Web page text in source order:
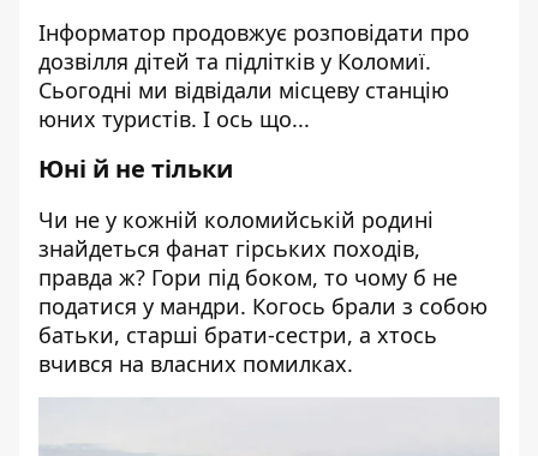
Інформатор продовжує розповідати про
дозвілля дітей та підлітків у Коломиї.
Сьогодні ми відвідали місцеву станцію
юних туристів. І ось що...
Юні й не тільки
Чи не у кожній коломийській родині
знайдеться фанат гірських походів,
правда ж? Гори під боком, то чому б не
податися у мандри. Когось брали з собою
батьки, старші брати-сестри, а хтось
вчився на власних помилках.